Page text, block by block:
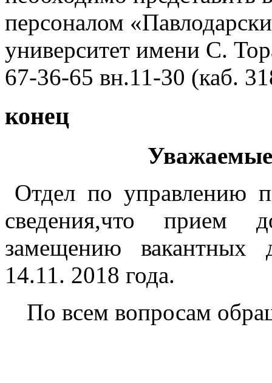
персоналом
университет имени С.
67-36-65 вн.11-30 (каб.
конец
Уважаемые
Отдел по управлению
сведения,что прием
замещению вакантных
14.11. 2018 года.
По всем вопросам